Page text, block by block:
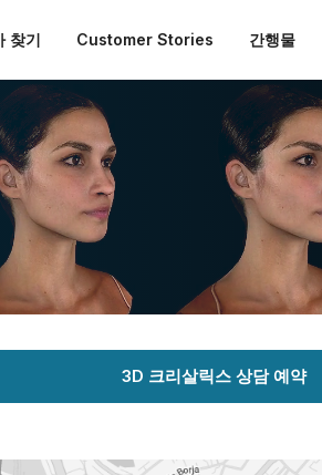
찾기 Customer Stories 간행물
3D 크리살릭스 상담 예약